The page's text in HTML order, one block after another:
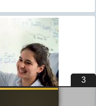
3